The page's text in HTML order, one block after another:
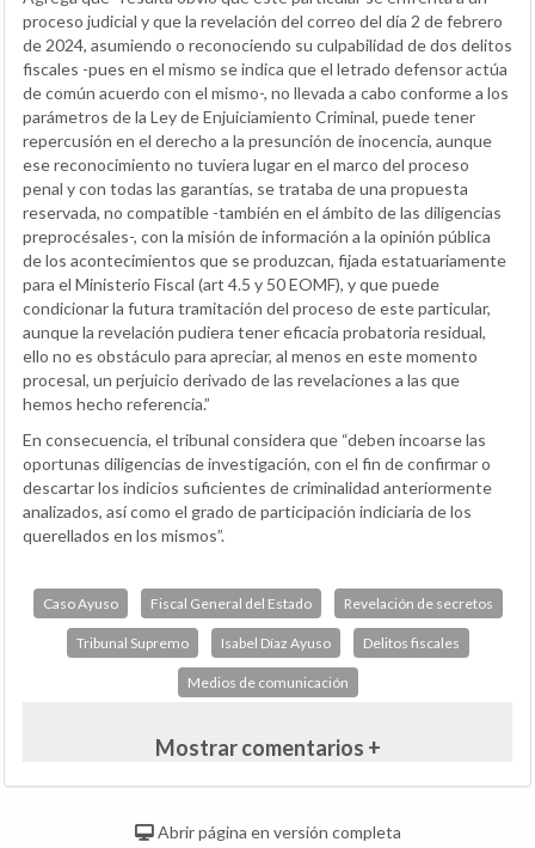
proceso judicial y que la revelación del correo del día 2 de febrero
de 2024, asumiendo o reconociendo su culpabilidad de dos delitos
fiscales -pues en el mismo se indica que el letrado defensor actúa
de común acuerdo con el mismo-, no llevada a cabo conforme a los
parámetros de la Ley de Enjuiciamiento Criminal, puede tener
repercusión en el derecho a la presunción de inocencia, aunque
ese reconocimiento no tuviera lugar en el marco del proceso
penal y con todas las garantías, se trataba de una propuesta
reservada, no compatible -también en el ámbito de las diligencias
preprocésales-, con la misión de información a la opinión pública
de los acontecimientos que se produzcan, fijada estatuariamente
para el Ministerio Fiscal (art 4.5 y 50 EOMF), y que puede
condicionar la futura tramitación del proceso de este particular,
aunque la revelación pudiera tener eficacia probatoria residual,
ello no es obstáculo para apreciar, al menos en este momento
procesal, un perjuicio derivado de las revelaciones a las que
hemos hecho referencia.”
En consecuencia, el tribunal considera que “deben incoarse las
oportunas diligencias de investigación, con el fin de confirmar o
descartar los indicios suficientes de criminalidad anteriormente
analizados, así como el grado de participación indiciaria de los
querellados en los mismos”.
Caso Ayuso Fiscal General del Estado Revelación de secretos
Tribunal Supremo Isabel Díaz Ayuso Delitos fiscales
Medios de comunicación
Mostrar comentarios +
Abrir página en versión completa